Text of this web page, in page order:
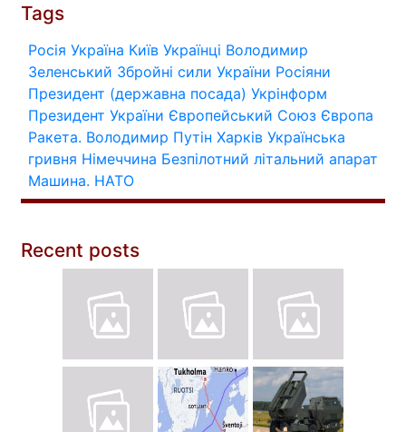
Tags
Росія Україна Київ Українці Володимир
Зеленський Збройні сили України Росіяни
Президент (державна посада) Укрінформ
Президент України Європейський Союз Європа
Ракета. Володимир Путін Харків Українська
гривня Німеччина Безпілотний літальний апарат
Машина. НАТО
Recent posts